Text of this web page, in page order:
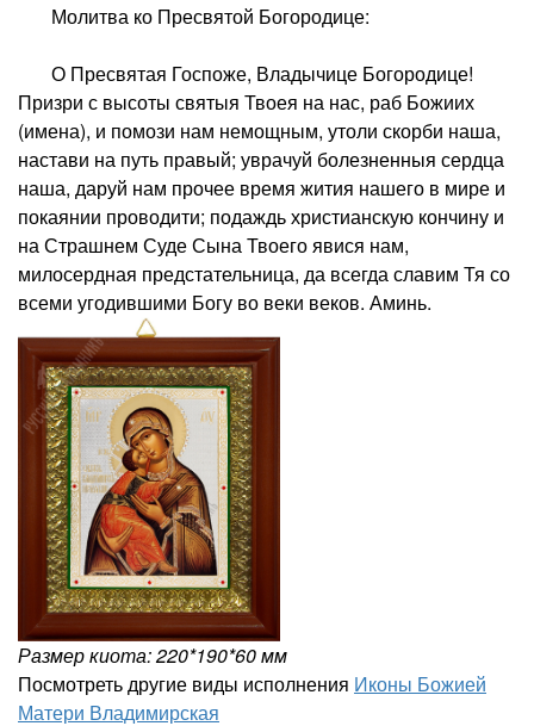
Молитва ко Пресвятой Богородице:
О Пресвятая Госпоже, Владычице Богородице!
Призри с высоты святыя Твоея на нас, раб Божиих
(имена), и помози нам немощным, утоли скорби наша,
настави на путь правый; уврачуй болезненныя сердца
наша, даруй нам прочее время жития нашего в мире и
покаянии проводити; подаждь христианскую кончину и
на Страшнем Суде Сына Твоего явися нам,
милосердная предстательница, да всегда славим Тя со
всеми угодившими Богу во веки веков. Аминь.
Размер киота: 220*190*60 мм
Посмотреть другие виды исполнения Иконы Божией
Матери Владимирская